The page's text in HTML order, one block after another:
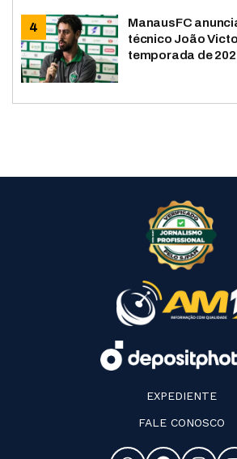
ManausFC
técnico João
temporada de
EXPEDIENTE
FALE CONOSCO